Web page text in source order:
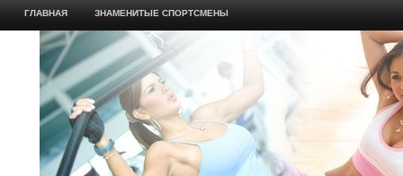
ГЛАВНАЯ ЗНАМЕНИТЫЕ СПОРТСМЕНЫ